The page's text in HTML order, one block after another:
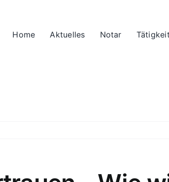
Home Aktuelles Notar